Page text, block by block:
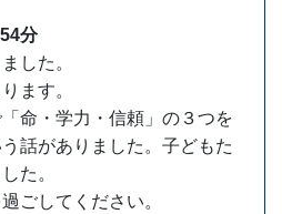
分
した。
ます。
命・学力・信頼」の３つを
話がありました。子どもた
た。
ごしてください。